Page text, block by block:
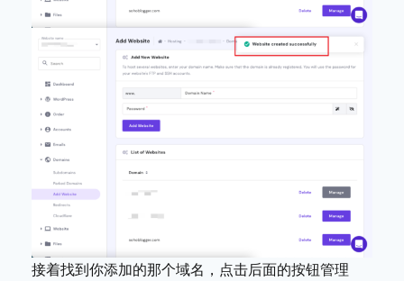
接着找到你添加的那个域名，点击后面的按钮管理